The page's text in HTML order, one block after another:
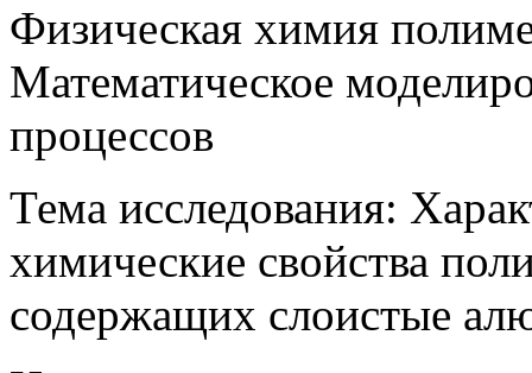
Физическая химия
Математическое
процессов
Тема исследования:
химические свойства
содержащих слоистые